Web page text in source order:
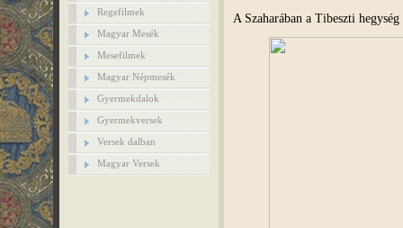
Regefilmek
Magyar Mesék
Mesefilmek
Magyar Népmesék
Gyermekdalok
Gyermekversek
Versek dalban
Magyar Versek
A Szaharában a Tibeszti